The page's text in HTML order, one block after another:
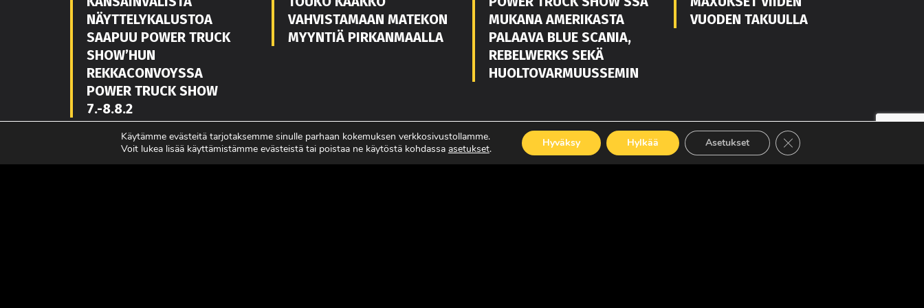
NÄYTTELYKALUSTOA
SAAPUU POWER TRUCK
SHOW’HUN
REKKACONVOYSSA
POWER TRUCK SHOW
7.-8.8.2
LUE LISÄÄ
VAHVISTAMAAN MATEKON
MYYNTIÄ PIRKANMAALLA
LUE LISÄÄ
MUKANA AMERIKASTA
PALAAVA BLUE SCANIA,
REBELWERKS SEKÄ
HUOLTOVARMUUSSEMIN
LUE LISÄÄ
VUODEN TAKUULLA
LUE LISÄÄ
Käytämme evästeitä tarjotaksemme sinulle parhaan kokemuksen verkkosivustollamme.
Voit lukea lisää käyttämistämme evästeistä tai poistaa ne käytöstä kohdassa asetukset. Hyväksy Hylkää Asetukset Sulje evästebanneri